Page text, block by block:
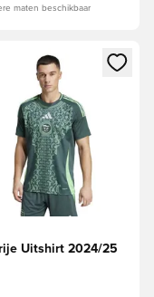
maten beschikbaar
je aan te melden als
een venster om in te
Uitshirt 2024/25